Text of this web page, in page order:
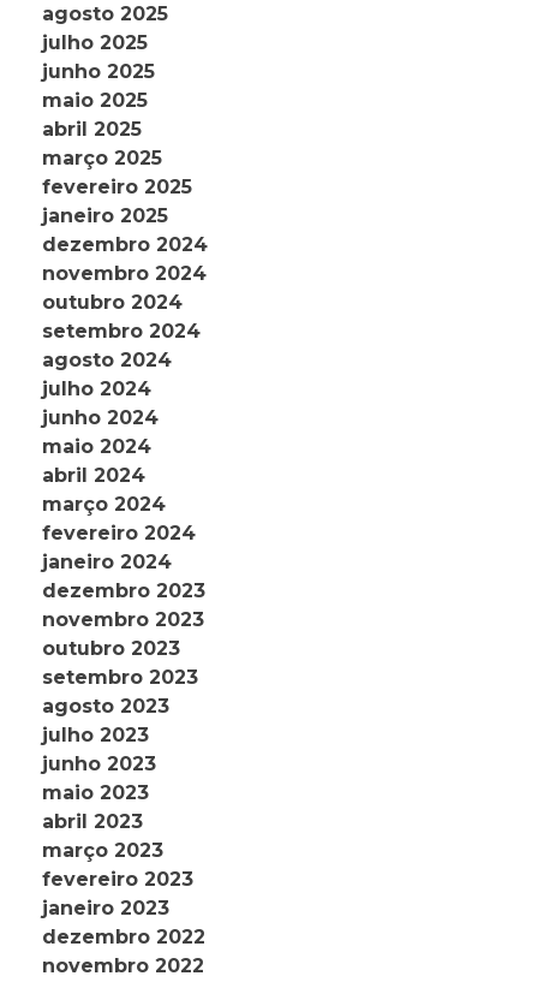
agosto 2025
julho 2025
junho 2025
maio 2025
abril 2025
março 2025
fevereiro 2025
janeiro 2025
dezembro 2024
novembro 2024
outubro 2024
setembro 2024
agosto 2024
julho 2024
junho 2024
maio 2024
abril 2024
março 2024
fevereiro 2024
janeiro 2024
dezembro 2023
novembro 2023
outubro 2023
setembro 2023
agosto 2023
julho 2023
junho 2023
maio 2023
abril 2023
março 2023
fevereiro 2023
janeiro 2023
dezembro 2022
novembro 2022